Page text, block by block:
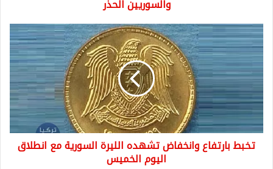
والسوريين الحذر
تخبط
بارتفاع
وانخفاض
تشهده
الليرة
السورية
مع
انطلاق
اليوم
الخميس
تخبط بارتفاع وانخفاض تشهده الليرة السورية مع انطلاق
اليوم الخميس